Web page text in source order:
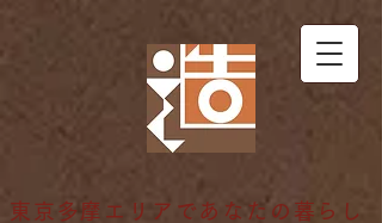
東京多摩エリアであなたの暮らし